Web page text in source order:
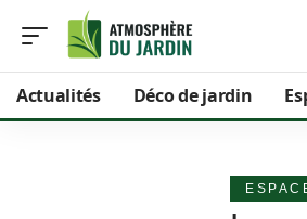
Actualités Déco de jardin